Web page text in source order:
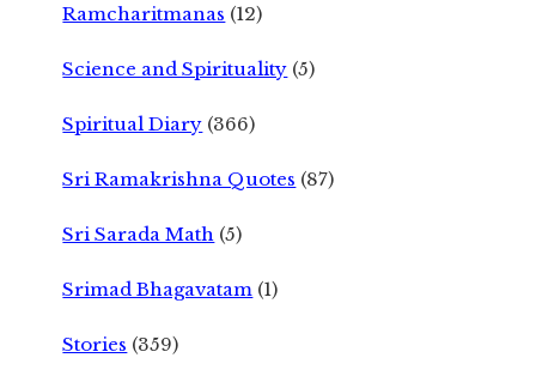
Ramcharitmanas (12)
Science and Spirituality (5)
Spiritual Diary (366)
Sri Ramakrishna Quotes (87)
Sri Sarada Math (5)
Srimad Bhagavatam (1)
Stories (359)